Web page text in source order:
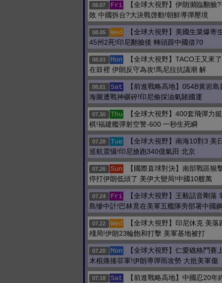
08.07 Fri
【全球大視野】伊朗瀕臨翻臉
敗 中國拆台?大決戰啓動!朝鮮導彈壓境
08.05 Wed
【全球大視野】美國生菜爆寄
45州2死!印尼翻臉後 轉頭跟中國借70
08.03 Mon
【全球大視野】TACO王又來
在鼓裡 伊朗反守為攻!馬尼拉抗議潮 解
08.01 Sat
【前進戰略高地】054B黃岩
海圖遭戰神碾碎!印尼偷採油氣賭國運
07.30 Thu
【全球大視野】400套飛彈力
棋!福建艦彈射空警-600 一秒生死瞬
07.28 Tue
【全球大視野】南海10對3 美
巡航震懾!印尼搶跑340億氣田 北京
07.26 Sun
【國際直球對決】南部戰區狠
停打伊朗低頭了 美伊大變局!中國10艘萬
07.24 Fri
【全球大視野】王毅話音剛落
島慘中計!巴林竟在美軍五艦隊旁部署中國
07.22 Wed
【全球大視野】印尼休克 美
殘局!伊朗23輪飽和打擊 美軍基地被打
07.20 Mon
【全球大視野】仁愛礁格鬥賽
木棍痛揍菲軍!伊朗導彈雨攻勢 大批美軍傷
07.18 Sat
【前進戰略高地】中國忍20年